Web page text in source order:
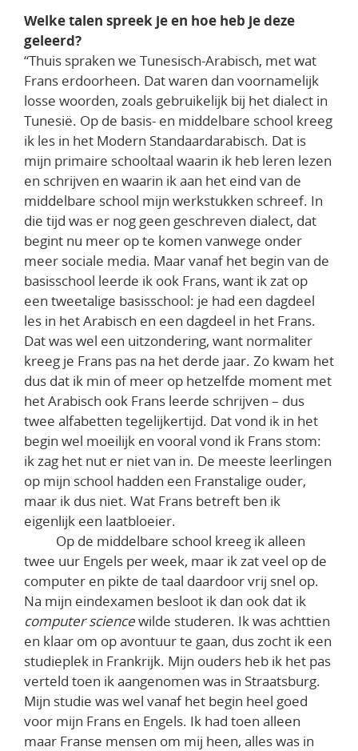
Welke talen spreek je en hoe heb je deze
geleerd?
“Thuis spraken we Tunesisch-Arabisch, met wat
Frans erdoorheen. Dat waren dan voornamelijk
losse woorden, zoals gebruikelijk bij het dialect in
Tunesië. Op de basis- en middelbare school kreeg
ik les in het Modern Standaardarabisch. Dat is
mijn primaire schooltaal waarin ik heb leren lezen
en schrijven en waarin ik aan het eind van de
middelbare school mijn werkstukken schreef. In
die tijd was er nog geen geschreven dialect, dat
begint nu meer op te komen vanwege onder
meer sociale media. Maar vanaf het begin van de
basisschool leerde ik ook Frans, want ik zat op
een tweetalige basisschool: je had een dagdeel
les in het Arabisch en een dagdeel in het Frans.
Dat was wel een uitzondering, want normaliter
kreeg je Frans pas na het derde jaar. Zo kwam het
dus dat ik min of meer op hetzelfde moment met
het Arabisch ook Frans leerde schrijven – dus
twee alfabetten tegelijkertijd. Dat vond ik in het
begin wel moeilijk en vooral vond ik Frans stom:
ik zag het nut er niet van in. De meeste leerlingen
op mijn school hadden een Franstalige ouder,
maar ik dus niet. Wat Frans betreft ben ik
eigenlijk een laatbloeier.
Op de middelbare school kreeg ik alleen
twee uur Engels per week, maar ik zat veel op de
computer en pikte de taal daardoor vrij snel op.
Na mijn eindexamen besloot ik dan ook dat ik
computer sciencewilde studeren. Ik was achttien
en klaar om op avontuur te gaan, dus zocht ik een
studieplek in Frankrijk. Mijn ouders heb ik het pas
verteld toen ik aangenomen was in Straatsburg.
Mijn studie was wel vanaf het begin heel goed
voor mijn Frans en Engels. Ik had toen alleen
maar Franse mensen om mij heen, alles was in